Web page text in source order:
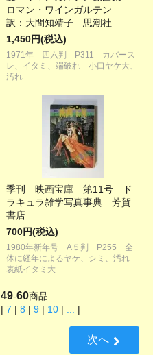
ロマン・ワインガルテン
訳：大間知靖子 思潮社
1,450円(税込)
1971年 四六判 P311 カバース
レ、イタミ、端破れ 小口ヤケ大、
汚れ
季刊 映画宝庫 第11号 ド
ラキュラ雑学写真事典 芳賀
書店
700円(税込)
1980年新年号 A５判 P255 全
体に経年によるヤケ、シミ、汚れ
表紙イタミ大
49-60商品
| 7 | 8 | 9 | 10 | ... |
次へ